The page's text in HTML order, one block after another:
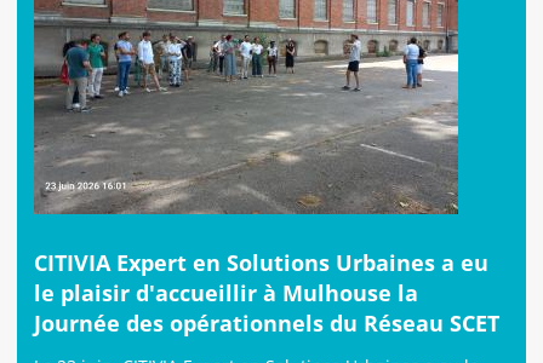
CITIVIA Expert en Solutions Urbaines a eu
le plaisir d'accueillir à Mulhouse la
Journée des opérationnels du Réseau SCET